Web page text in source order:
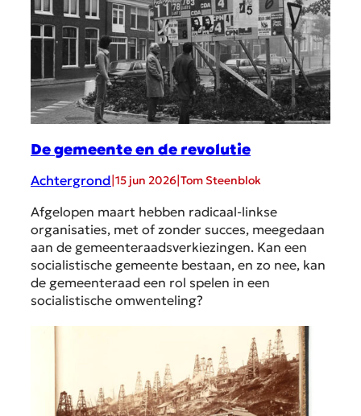
De gemeente en de revolutie
Achtergrond 15 jun 2026 Tom Steenblok
Afgelopen maart hebben radicaal-linkse
organisaties, met of zonder succes, meegedaan
aan de gemeenteraadsverkiezingen. Kan een
socialistische gemeente bestaan, en zo nee, kan
de gemeenteraad een rol spelen in een
socialistische omwenteling?